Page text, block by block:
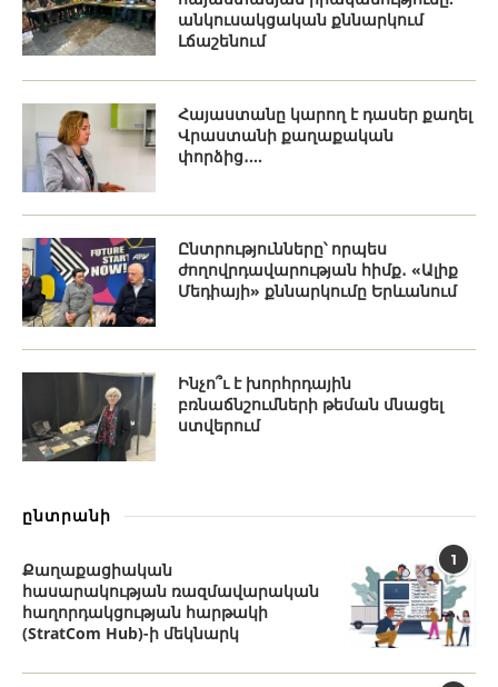
անկուսակցական քննարկում
Լճաշենում
Հայաստանը կարող է դասեր քաղել
Վրաստանի քաղաքական
փորձից․...
Ընտրությունները՝ որպես
ժողովրդավարության հիմք․ «Ալիք
Մեդիայի» քննարկումը Երևանում
Ինչո՞ւ է խորհրդային
բռնաճնշումների թեման մնացել
ստվերում
ընտրանի
1
Քաղաքացիական
հասարակության ռազմավարական
հաղորդակցության հարթակի
(StratCom Hub)-ի մեկնարկ